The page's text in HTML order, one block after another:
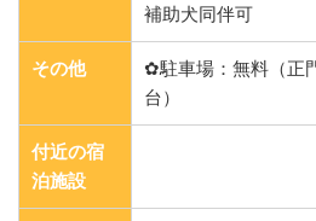
補助犬同伴可
その他
✿駐車場：無料（正
台）
付近の宿
泊施設